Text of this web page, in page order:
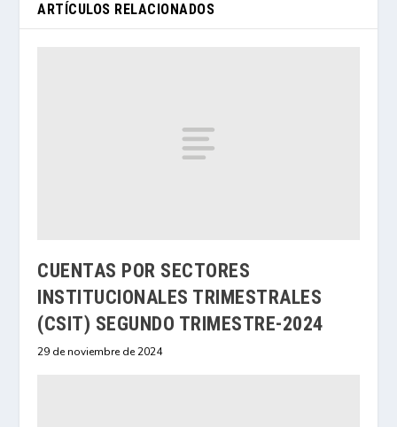
ARTÍCULOS RELACIONADOS
CUENTAS POR SECTORES
INSTITUCIONALES TRIMESTRALES
(CSIT) SEGUNDO TRIMESTRE-2024
29 de noviembre de 2024